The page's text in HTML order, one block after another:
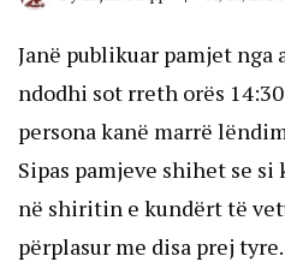
Janë publikuar pamjet
ndodhi sot rreth orës
persona kanë marrë
Sipas pamjeve shihet se
në shiritin e kundërt të
përplasur me disa prej tyre.